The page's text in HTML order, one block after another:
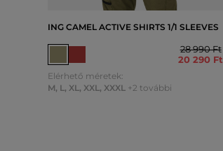
ING CAMEL ACTIVE SHIRTS 1/1 SLEEVES
28 990 Ft
20 290 Ft
Elérhető méretek:
M, L, XL, XXL, XXXL +2 további